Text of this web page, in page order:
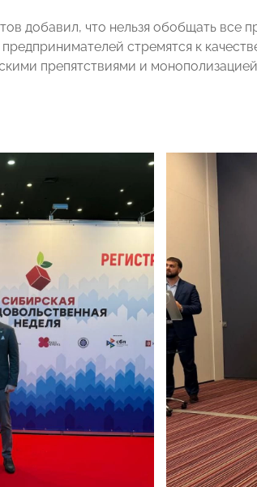
добавил, что нельзя обобщать все
стремятся к
препятствиями и